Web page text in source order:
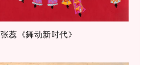
张蕊《舞动新时代》